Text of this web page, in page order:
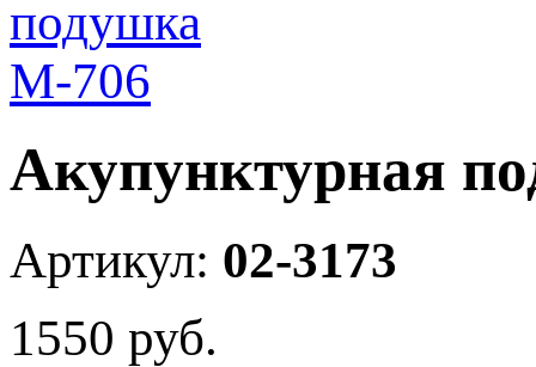
Акупунктурная
Артикул: 02-3173
1550 руб.